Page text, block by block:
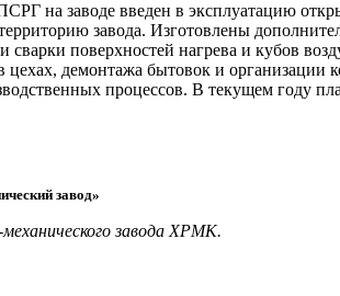
на заводе введен в эксплуатацию
завода. Изготовлены
сварки поверхностей нагрева и кубов
демонтажа бытовок и
процессов. В текущем году
завод»
завода ХРМК.